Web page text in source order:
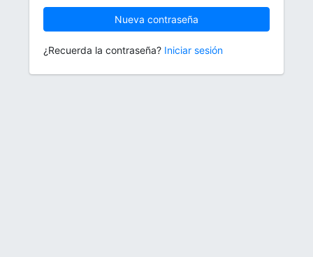
Nueva contraseña
¿Recuerda la contraseña? Iniciar sesión